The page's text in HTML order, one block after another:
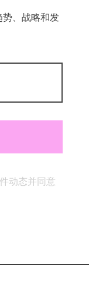
、战略和发
动态并同意